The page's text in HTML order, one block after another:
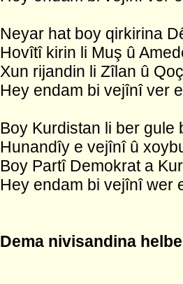
Neyar hat boy qirkirina
Hovîtî kirin li Muş û
Xun rijandin li Zîlan û
Hey endam bi vejînî ver
Boy Kurdistan li ber gule
Hunandîy e vejînî û
Boy Partî Demokrat a
Hey endam bi vejînî wer
Dema nivisandina